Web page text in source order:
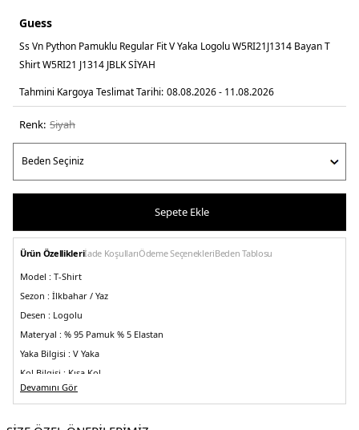
Guess
Ss Vn Python Pamuklu Regular Fit V Yaka Logolu W5RI21J1314 Bayan T
Shirt W5RI21 J1314 JBLK SİYAH
Tahmini Kargoya Teslimat Tarihi: 08.08.2026 - 11.08.2026
Renk: si̇yah
Sepete Ekle
Ürün Özellikleriİade KoşullarıÖdeme SeçenekleriBeden Tablosu
Model : T-Shirt
Sezon : İlkbahar / Yaz
Desen : Logolu
Materyal : % 95 Pamuk % 5 Elastan
Yaka Bilgisi : V Yaka
Kol Bilgisi : Kısa Kol
Kalıp Bilgisi :Regular Fit
Devamını Gör